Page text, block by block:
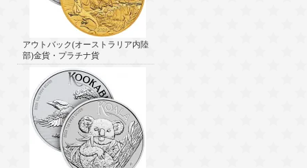
アウトバック(オーストラリア内陸
部)金貨・プラチナ貨